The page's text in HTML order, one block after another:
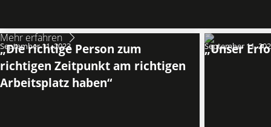
Mehr erfahren
September 11, 2023
„Die richtige Person zum
richtigen Zeitpunkt am richtigen
Arbeitsplatz haben“
September 11,
„Unser